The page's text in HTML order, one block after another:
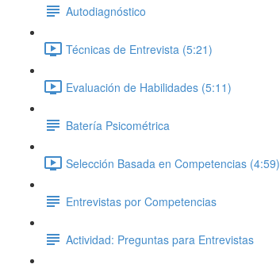
Autodiagnóstico
Técnicas de Entrevista (5:21)
Evaluación de Habilidades (5:11)
Batería Psicométrica
Selección Basada en Competencias (4:59)
Entrevistas por Competencias
Actividad: Preguntas para Entrevistas